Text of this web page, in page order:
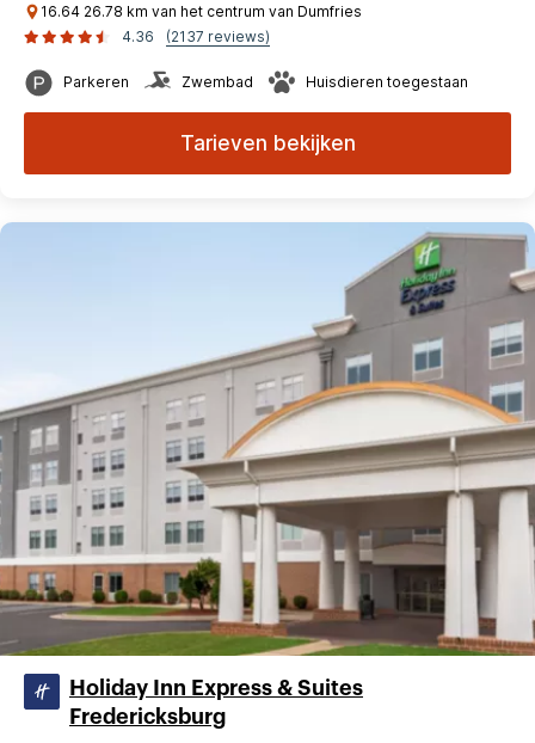
16.64 26.78 km van het centrum van Dumfries
4.36
(2137 reviews)
Parkeren Zwembad Huisdieren toegestaan
Tarieven bekijken
Holiday Inn Express & Suites
Fredericksburg